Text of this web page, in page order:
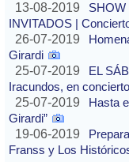
13-08-2019
INVITADOS |
26-07-2019
Girardi
25-07-2019
EL
Iracundos, en concierto
25-07-2019
Hasta
Girardi”
19-06-2019
Franss y Los